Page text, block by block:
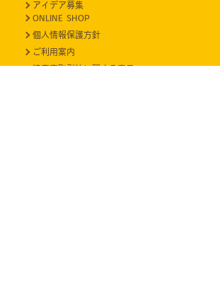
アイデア募集
ONLINE SHOP
個人情報保護方針
ご利用案内
特定商取引法に関する表示